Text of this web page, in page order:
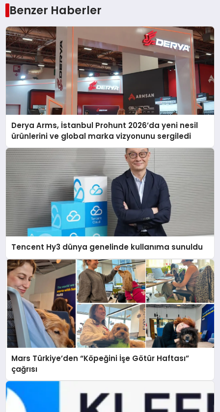
Benzer Haberler
Derya Arms, İstanbul Prohunt 2026’da yeni nesil
ürünlerini ve global marka vizyonunu sergiledi
Tencent Hy3 dünya genelinde kullanıma sunuldu
Mars Türkiye’den “Köpeğini İşe Götür Haftası”
çağrısı